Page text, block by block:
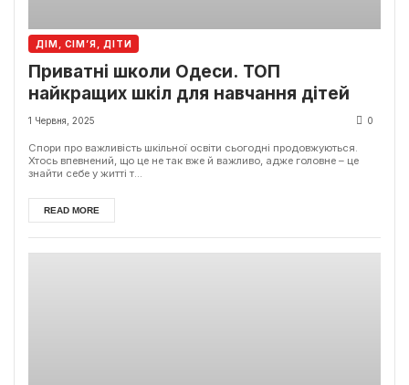
ДІМ, СІМ’Я, ДІТИ
Приватні школи Одеси. ТОП
найкращих шкіл для навчання дітей
1 Червня, 2025 0
Спори про важливість шкільної освіти сьогодні продовжуються.
Хтось впевнений, що це не так вже й важливо, адже головне – це
знайти себе у житті т...
READ MORE